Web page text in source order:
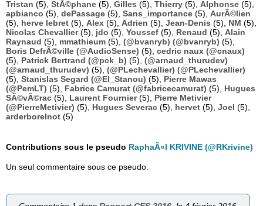
Tristan (5), StÃ©phane (5), Gilles (5), Thierry (5), Alphonse (5),
apbianco (5), dePassage (5), Sans_importance (5), AurÃ©lien
(5), herve lebret (5), Alex (5), Adrien (5), Jean-Denis (5), NM (5),
Nicolas Chevallier(5), jdo (5), Youssef (5), Renaud (5), Alain
Raynaud (5), mmathieum (5), (@bvanryb) (@bvanryb) (5),
Boris DefrÃ©ville (@AudioSense) (5), cedric naux (@cnaux)
(5), Patrick Bertrand (@pck_b) (5), (@arnaud_thurudev)
(@arnaud_thurudev) (5), (@PLechevallier) (@PLechevallier)
(5), Stanislas Segard (@El_Stanou) (5), Pierre Mawas
(@PemLT) (5), Fabrice Camurat (@fabricecamurat) (5), Hugues
SÃ©vÃ©rac (5), Laurent Fournier(5), Pierre Metivier
(@PierreMetivier) (5), Hugues Severac (5), hervet (5), Joel (5),
arderborelnot (5)
Contributions sous le pseudo RaphaÃ«l KRIVINE (@RKrivine)
Un seul commentaire sous ce pseudo.